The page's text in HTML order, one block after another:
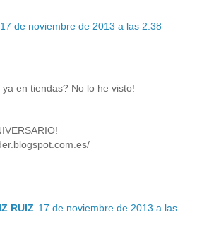
17 de noviembre de 2013 a las 2:38
en tiendas? No lo he visto!
RUIZ 17 de noviembre de 2013 a las